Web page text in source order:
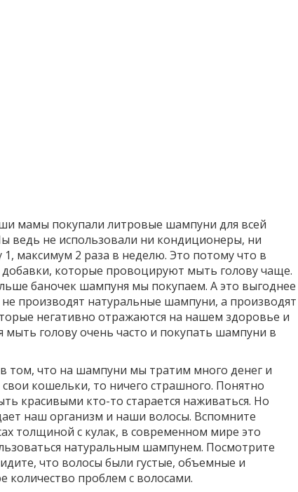
мамы покупали литровые шампуни для всей
ведь не использовали ни кондиционеры, ни
максимум 2 раза в неделю. Это потому что в
которые провоцируют мыть голову чаще.
баночек шампуня мы покупаем. А это выгоднее
производят натуральные шампуни, а производят
негативно отражаются на нашем здоровье и
мыть голову очень часто и покупать шампуни в
том, что на шампуни мы тратим много денег и
кошельки, то ничего страшного. Понятно
красивыми кто-то старается наживаться. Но
наш организм и наши волосы. Вспомните
толщиной с кулак, в современном мире это
натуральным шампунем. Посмотрите
что волосы были густые, объемные и
количество проблем с волосами.